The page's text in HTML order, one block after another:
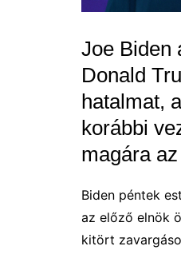
Joe Biden
Donald
hatalmat,
korábbi
magára
Biden péntek
az előző elnök
kitört